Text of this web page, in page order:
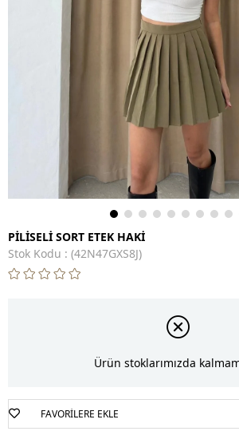
PİLİSELİ SORT ETEK HAKİ
Stok Kodu
(42N47GXS8J)
Ürün stoklarımızda
FAVORILERE EKLE